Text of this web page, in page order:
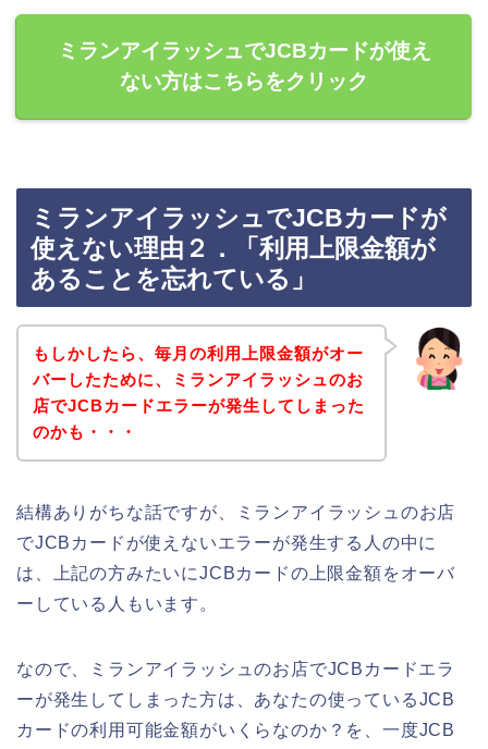
ミランアイラッシュでJCBカードが使え
ない方はこちらをクリック
ミランアイラッシュでJCBカードが
使えない理由２．「利用上限金額が
あることを忘れている」
もしかしたら、毎月の利用上限金額がオー
バーしたために、ミランアイラッシュのお
店でJCBカードエラーが発生してしまった
のかも・・・
結構ありがちな話ですが、ミランアイラッシュのお店
でJCBカードが使えないエラーが発生する人の中に
は、上記の方みたいにJCBカードの上限金額をオーバ
ーしている人もいます。
なので、ミランアイラッシュのお店でJCBカードエラ
ーが発生してしまった方は、あなたの使っているJCB
カードの利用可能金額がいくらなのか？を、一度JCB